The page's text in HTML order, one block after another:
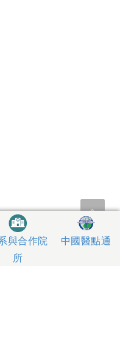
與合作院
所
中國醫點通